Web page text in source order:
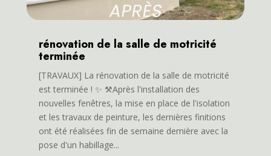
rénovation de la salle de motricité
terminée
[TRAVAUX] La rénovation de la salle de motricité
est terminée ! ✨ ⚒️Après l'installation des
nouvelles fenêtres, la mise en place de l'isolation
et les travaux de peinture, les dernières finitions
ont été réalisées fin de semaine dernière avec la
pose d'un habillage...